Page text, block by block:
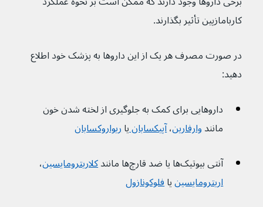
کاربامازپین تأثیر بگذارند.
در صورت مصرف هر یک از این داروها به پزشک خود اطلاع
دهید:
داروهایی برای کمک به جلوگیری از لخته شدن خون
مانند وارفارین، آپیکسابان یا ریواروکسابان
آنتی بیوتیک‌ها یا ضد قارچ‌ها مانند
کلاریترومایسین،
اریترومایسین یا فلوکونازول